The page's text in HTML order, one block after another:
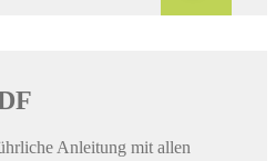
Anleitung mit allen